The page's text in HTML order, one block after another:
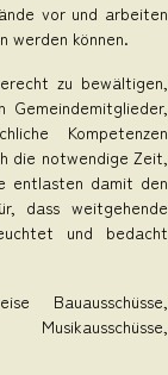
vor und arbeiten
werden können.
zu bewältigen,
Kompetenzen
die notwendige Zeit,
entlasten damit den
dass weitgehende
und bedacht
Bauausschüsse,
Musikausschüsse,